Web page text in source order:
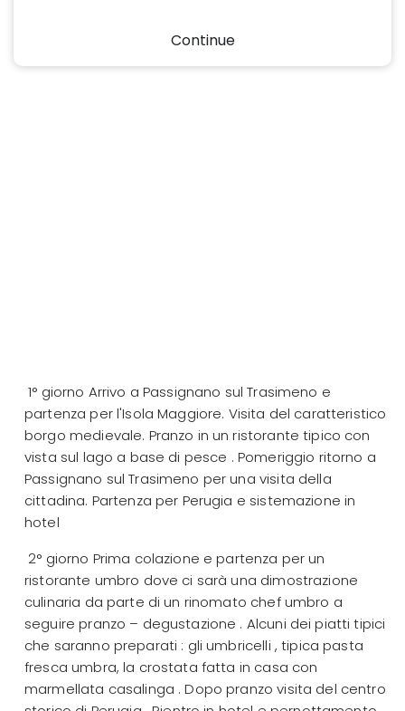
1° giorno Arrivo a Passignano sul Trasimeno e
partenza per l'Isola Maggiore. Visita del caratteristico
borgo medievale. Pranzo in un ristorante tipico con
vista sul lago a base di pesce . Pomeriggio ritorno a
Passignano sul Trasimeno per una visita della
cittadina. Partenza per Perugia e sistemazione in
hotel
2° giorno Prima colazione e partenza per un
ristorante umbro dove ci sarà una dimostrazione
culinaria da parte di un rinomato chef umbro a
seguire pranzo – degustazione . Alcuni dei piatti tipici
che saranno preparati : gli umbricelli , tipica pasta
fresca umbra, la crostata fatta in casa con
marmellata casalinga . Dopo pranzo visita del centro
Continue